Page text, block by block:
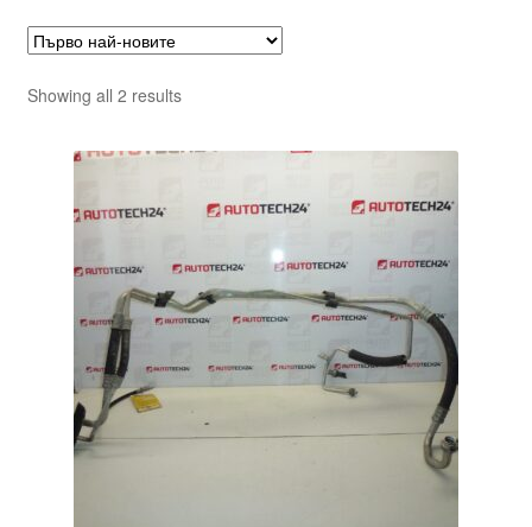
Showing all 2 resultsSorted
latest